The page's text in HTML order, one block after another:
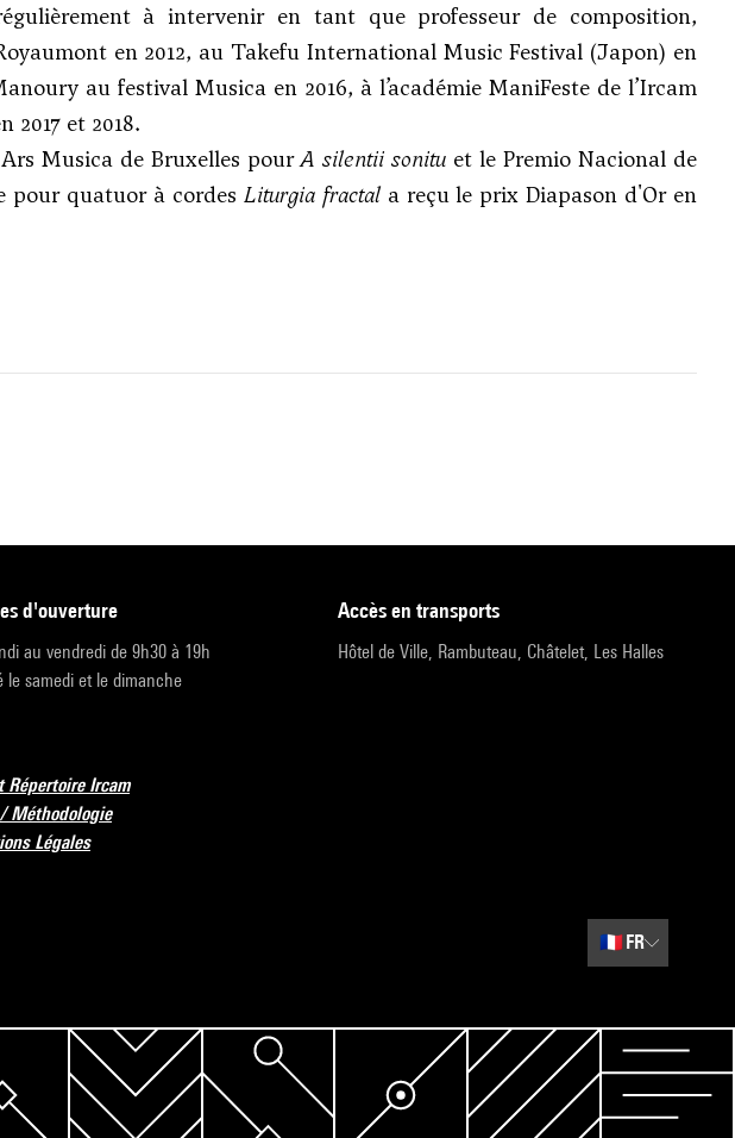
à intervenir en tant que professeur de composition,
en 2012, au Takefu International Music Festival (Japon) en
au festival Musica en 2016, à l’académie ManiFeste de l’Ircam
2017 et 2018.
Musica de Bruxelles pourA silentii sonitu et le Premio Nacional de
pour quatuor à cordes Liturgia fractala reçu le prix Diapason d'Or en
d'ouverture
au vendredi de 9h30 à 19h
le samedi et le dimanche
accès en transports
Hôtel de Ville, Rambuteau, Châtelet, Les Halles
Répertoire Ircam
Méthodologie
Légales
🇫🇷 FR